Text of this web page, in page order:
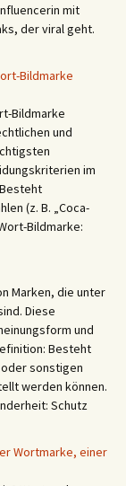
mit
der viral geht.
Bildmarke
Bildmarke
und
im
(z. B. „Coca-
Bildmarke:
Marken, die unter
Diese
und
Besteht
sonstigen
werden können.
Schutz
Wortmarke, einer